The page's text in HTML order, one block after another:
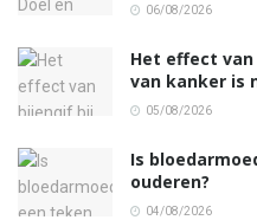
06/08/2026
Het effect
van kanker is
05/08/2026
Is
ouderen?
04/08/2026